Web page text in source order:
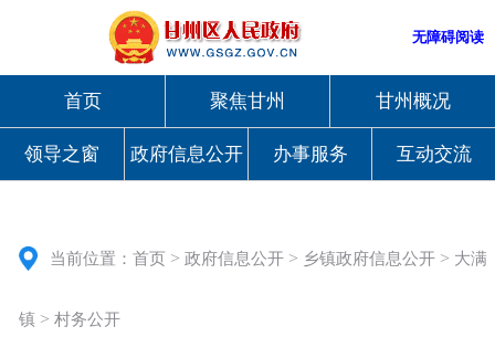
无障碍阅读
首页 聚焦甘州 甘州概况
领导之窗 政府信息公开 办事服务 互动交流
当前位置：首页 >政府信息公开 > 乡镇政府信息公开 > 大满
镇 >村务公开